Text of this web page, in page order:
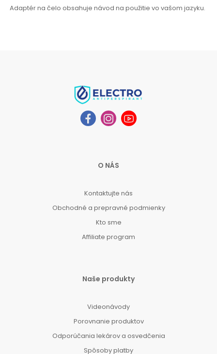
Adaptér na čelo obsahuje návod na použitie vo vašom jazyku.
O NÁS
Kontaktujte nás
Obchodné a prepravné podmienky
Kto sme
Affiliate program
Naše produkty
Videonávody
Porovnanie produktov
Odporúčania lekárov a osvedčenia
Spôsoby platby